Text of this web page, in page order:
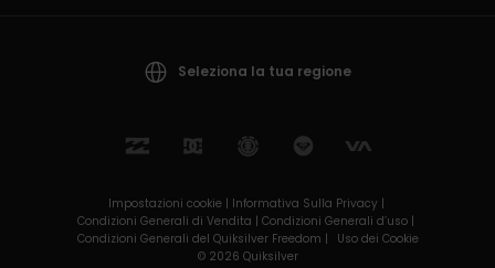
Seleziona la tua regione
Impostazioni cookie | Informativa Sulla Privacy |
Condizioni Generali di Vendita | Condizioni Generali d’uso |
Condizioni Generali del Quiksilver Freedom |
Uso dei Cookie
© 2026 Quiksilver